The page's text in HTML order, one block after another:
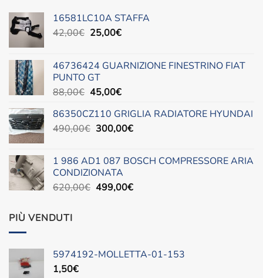
16581LC10A STAFFA
42,00€ Il
era:
42,00€.
25,00€Il
è:
46736424 GUARNIZIONE FINESTRINO FIAT
PUNTO GT
88,00€ Il
originale
era:
45,00€Il
attuale
è:
86350CZ110 GRIGLIA RADIATORE HYUNDAI
490,00€ Il
era:
490,00€.
300,00€Il
è:
1 986 AD1 087 BOSCH COMPRESSORE ARIA
CONDIZIONATA
620,00€ Il
499,00€Il
PIÙ VENDUTI
5974192-MOLLETTA-01-153
1,50€